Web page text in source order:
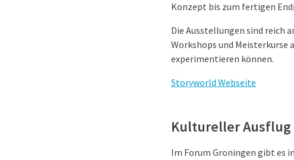
Konzept bis zum fertigen
Die Ausstellungen sind reich
Workshops und Meisterkurse
experimentieren können.
Storyworld Webseite
Kultureller Ausflug
Im Forum Groningen gibt es